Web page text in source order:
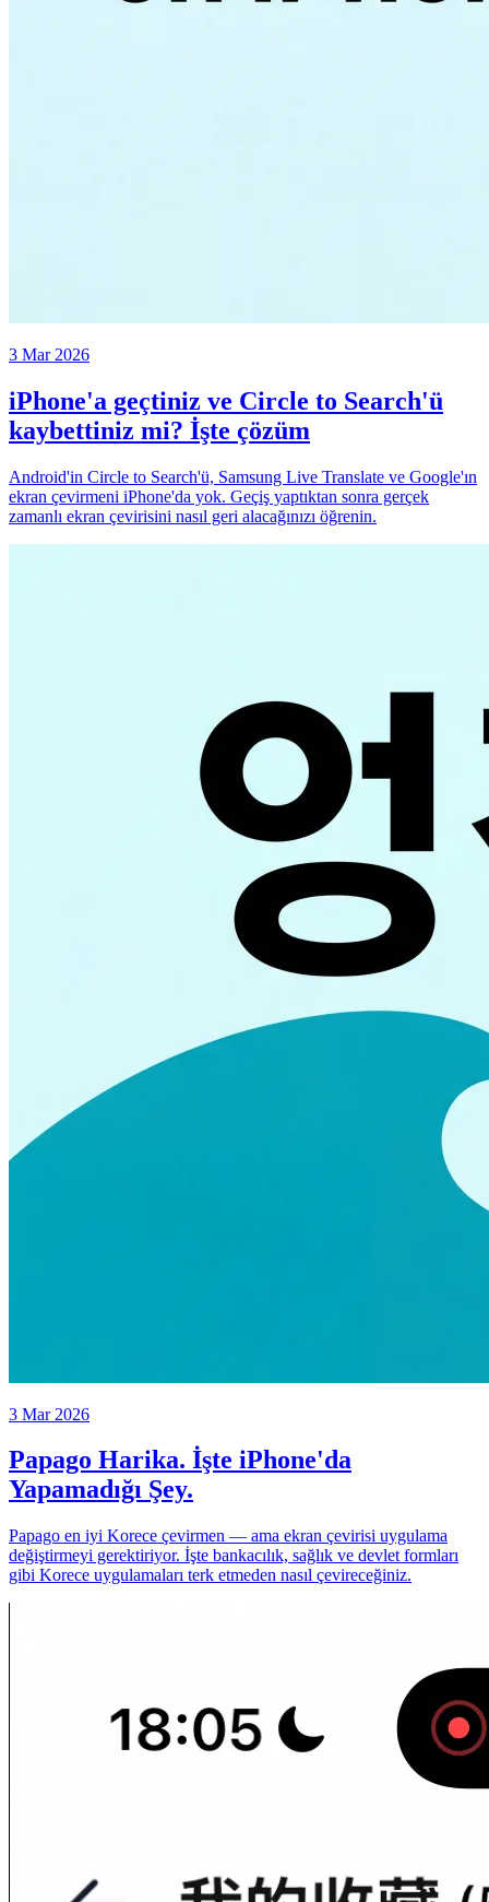
3 Mar 2026
iPhone'a geçtiniz ve Circle to Search'ü
kaybettiniz mi? İşte çözüm
Android'in Circle to Search'ü, Samsung Live Translate ve Google'ın
ekran çevirmeni iPhone'da yok. Geçiş yaptıktan sonra gerçek
zamanlı ekran çevirisini nasıl geri alacağınızı öğrenin.
3 Mar 2026
Papago Harika. İşte iPhone'da
Yapamadığı Şey.
Papago en iyi Korece çevirmen — ama ekran çevirisi uygulama
değiştirmeyi gerektiriyor. İşte bankacılık, sağlık ve devlet formları
gibi Korece uygulamaları terk etmeden nasıl çevireceğiniz.